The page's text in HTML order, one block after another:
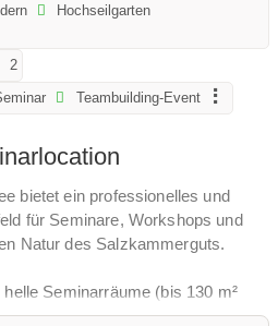
Hochseilgarten
2
Teambuilding-Event
bietet ein professionelles und
für Seminare, Workshops und
Natur des Salzkammerguts.
Seminarräume (bis 130 m²
wie 86-Zoll-Touch-Displays,